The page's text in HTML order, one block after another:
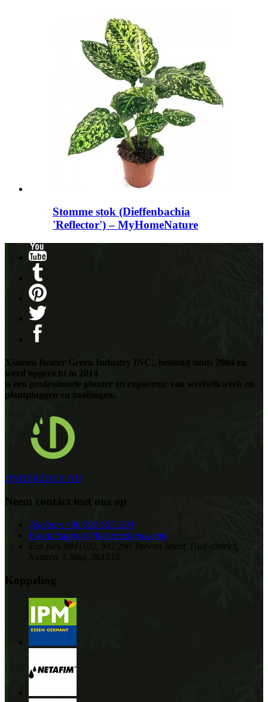
Stomme stok (Dieffenbachia
'Reflector') – MyHomeNature
Xiamen Iwater Green Industry INC., bestond sinds 2004 en
werd opgericht in 2014
is een professionele planter en exporteur van weefselkweek en
plantpluggen en zaailingen.
ONDERZOEK NU
Neem contact met ons op
Telefoon:+86-592-5551334
E-mail:support@floraseedlings.com
RM1102, NO.290 Taiwan Street, Huli-district,
Xiamen, China, 361015
Koppeling